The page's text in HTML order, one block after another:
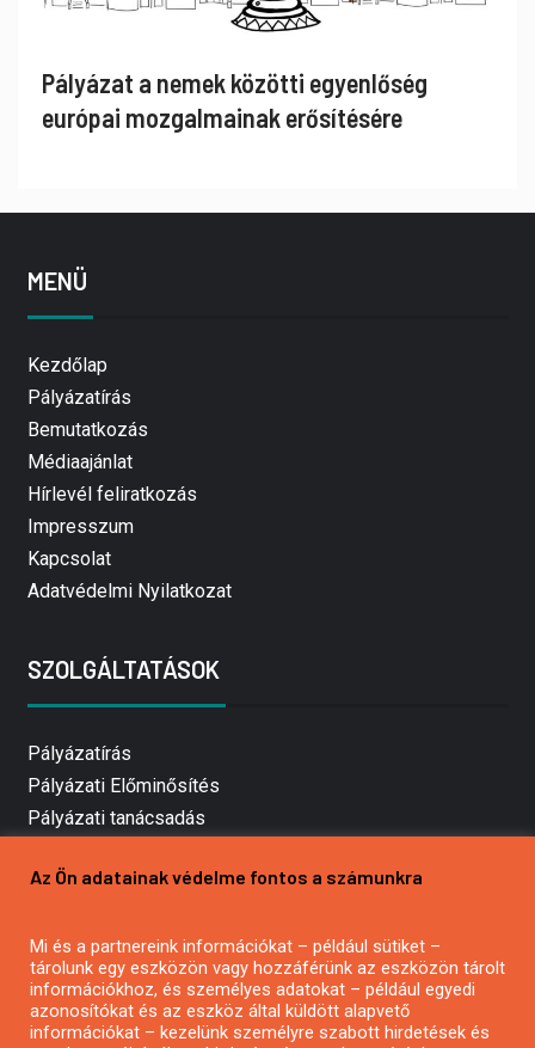
Pályázat a nemek közötti egyenlőség
európai mozgalmainak erősítésére
MENÜ
Kezdőlap
Pályázatírás
Bemutatkozás
Médiaajánlat
Hírlevél feliratkozás
Impresszum
Kapcsolat
Adatvédelmi Nyilatkozat
SZOLGÁLTATÁSOK
Pályázatírás
Pályázati Előminősítés
Pályázati tanácsadás
Mezőgazdasági pályázatírás
Pályázatírás civil szervezeteknek
Pályázatírás önkormányzatoknak
Pályázatfigyelés
Az Ön adatainak védelme fontos a számunkra
Mi és a partnereink információkat – például sütiket –
tárolunk egy eszközön vagy hozzáférünk az eszközön tárolt
információkhoz, és személyes adatokat – például egyedi
azonosítókat és az eszköz által küldött alapvető
információkat – kezelünk személyre szabott hirdetések és